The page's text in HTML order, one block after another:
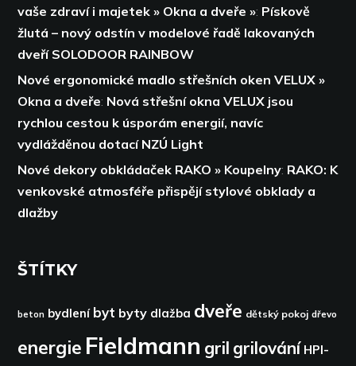
vaše zdraví i majetek » Okna a dveře »: Pískově
žlutá – nový odstín v modelové řadě lakovaných
dveří SOLODOOR RAINBOW
Nové ergonomické madlo střešních oken VELUX »
Okna a dveře: Nová střešní okna VELUX jsou
rychlou cestou k úsporám energií, navíc
vydlážděnou dotací NZÚ Light
Nové dekory obkládaček RAKO » Koupelny: RAKO: K
venkovské atmosféře přispějí stylové obklady a
dlažby
ŠTÍTKY
beton bydlení byt byty dlažba dveře dětský pokoj dřevo
energie Fieldmann gril grilování HPI-